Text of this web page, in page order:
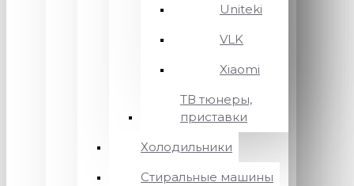
Uniteki
VLK
Xiaomi
ТВ тюнеры,
приставки
Холодильники
Стиральные машины